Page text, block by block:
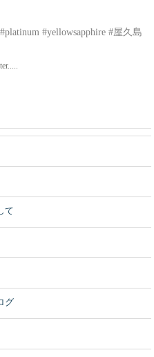
#yellowsapphire #屋久島
て
グ